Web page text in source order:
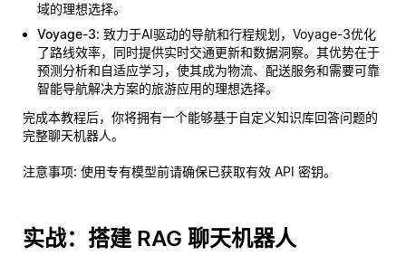
域的理想选择。
Voyage-3: 致力于AI驱动的导航和行程规划，Voyage-3优化
了路线效率，同时提供实时交通更新和数据洞察。其优势在于
预测分析和自适应学习，使其成为物流、配送服务和需要可靠
智能导航解决方案的旅游应用的理想选择。
完成本教程后，你将拥有一个能够基于自定义知识库回答问题的
完整聊天机器人。
注意事项: 使用专有模型前请确保已获取有效 API 密钥。
实战：搭建 RAG 聊天机器人